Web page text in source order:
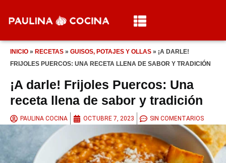
INICIO » RECETAS » GUISOS, POTAJES Y OLLAS » ¡A DARLE!
FRIJOLES PUERCOS: UNA RECETA LLENA DE SABOR Y TRADICIÓN
¡A darle! Frijoles Puercos: Una
receta llena de sabor y tradición
PAULINA COCINA OCTUBRE 7, 2023 SIN COMENTARIOS